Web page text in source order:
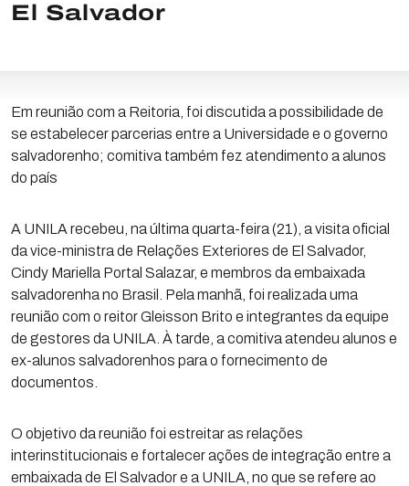
El Salvador
Em reunião com a Reitoria, foi discutida a possibilidade de
se estabelecer parcerias entre a Universidade e o governo
salvadorenho; comitiva também fez atendimento a alunos
do país
A UNILA recebeu, na última quarta-feira (21), a visita oficial
da vice-ministra de Relações Exteriores de El Salvador,
Cindy Mariella Portal Salazar, e membros da embaixada
salvadorenha no Brasil. Pela manhã, foi realizada uma
reunião com o reitor Gleisson Brito e integrantes da equipe
de gestores da UNILA. À tarde, a comitiva atendeu alunos e
ex-alunos salvadorenhos para o fornecimento de
documentos.
O objetivo da reunião foi estreitar as relações
interinstitucionais e fortalecer ações de integração entre a
embaixada de El Salvador e a UNILA, no que se refere ao